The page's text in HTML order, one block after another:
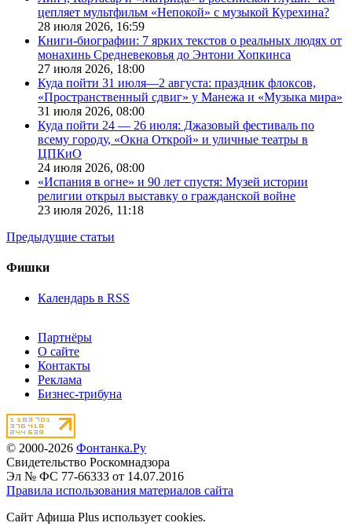
цепляет мультфильм «Непокой» с музыкой Курехина?
28 июля 2026, 16:59
Книги-биографии: 7 ярких текстов о реальных людях от
монахинь Средневековья до Энтони Хопкинса
27 июля 2026, 18:00
Куда пойти 31 июля—2 августа: праздник флоксов,
«Пространственный сдвиг» у Манежа и «Музыка мира»
31 июля 2026, 08:00
Куда пойти 24 — 26 июля: Джазовый фестиваль по
всему городу, «Окна Открой» и уличные театры в
ЦПКиО
24 июля 2026, 08:00
«Испания в огне» и 90 лет спустя: Музей истории
религии открыл выставку о гражданской войне
23 июля 2026, 11:18
Предыдущие статьи
Фишки
Календарь в RSS
Партнёры
О сайте
Контакты
Реклама
Бизнес-трибуна
© 2000-2026 Фонтанка.Ру
Свидетельство Роскомнадзора
Эл № ФС 77-66333 от 14.07.2016
Правила использования материалов сайта
Сайт Афиша Plus использует cookies.